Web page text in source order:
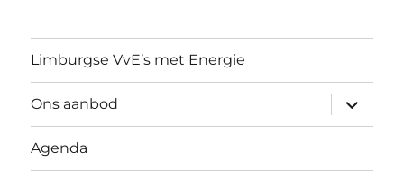
Limburgse VvE’s met Energie
Ons aanbod
Agenda